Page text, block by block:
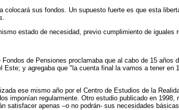
colocará sus fondos. Un supuesto fuerte es que esta
estado de necesidad, previo cumplimiento de iguales
de Pensiones proclamaba que al cabo de 15
y agregaba que "la cuenta final la vamos a tener
ese mismo año por el Centro de Estudios de la
imponían regularmente. Otro estudio publicado en
satisfacer apenas –o no podrán- sus necesidades